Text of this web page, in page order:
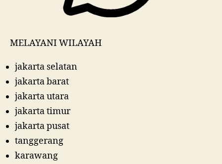
MELAYANI WILAYAH
jakarta selatan
jakarta barat
jakarta utara
jakarta timur
jakarta pusat
tanggerang
karawang